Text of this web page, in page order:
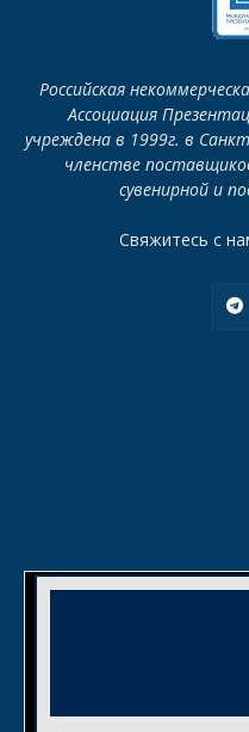
Российская
Ассоциация
учреждена в 1999г. в
членстве
сувенирной и
Свяжитесь с